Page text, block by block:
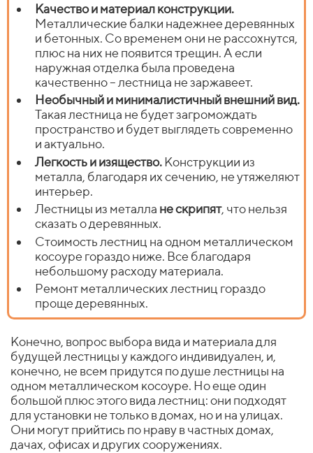
Качество и материал конструкции.
Металлические балки надежнее деревянных
и бетонных. Со временем они не рассохнутся,
плюс на них не появится трещин. А если
наружная отделка была проведена
качественно – лестница не заржавеет.
Необычный и минималистичный внешний вид.
Такая лестница не будет загромождать
пространство и будет выглядеть современно
и актуально.
Легкость и изящество. Конструкции из
металла, благодаря их сечению, не утяжеляют
интерьер.
Лестницы из металла не скрипят, что нельзя
сказать о деревянных.
Стоимость лестниц на одном металлическом
косоуре гораздо ниже. Все благодаря
небольшому расходу материала.
Ремонт металлических лестниц гораздо
проще деревянных.
Конечно, вопрос выбора вида и материала для
будущей лестницы у каждого индивидуален, и,
конечно, не всем придутся по душе лестницы на
одном металлическом косоуре. Но еще один
большой плюс этого вида лестниц: они подходят
для установки не только в домах, но и на улицах.
Они могут прийтись по нраву в частных домах,
дачах, офисах и других сооружениях.